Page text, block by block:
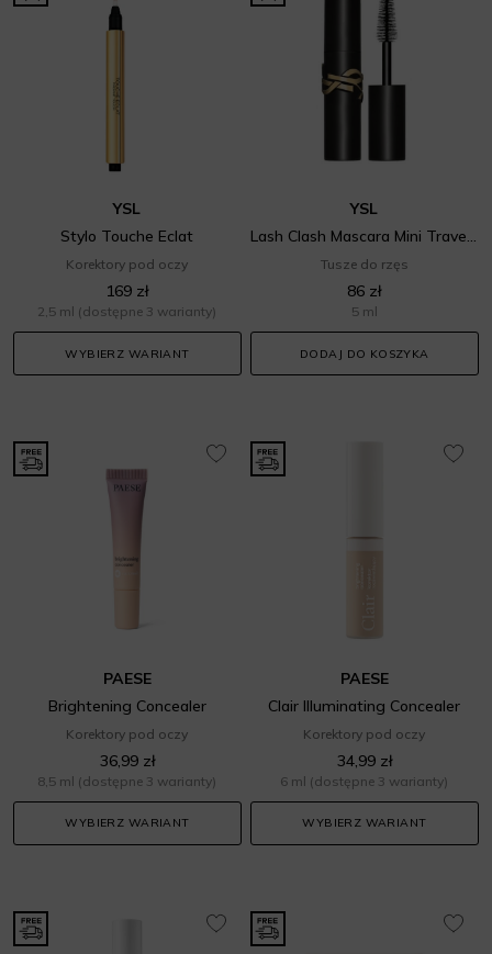
YSL
Stylo Touche Eclat
Korektory pod oczy
169 zł
2,5 ml (dostępne 3 warianty)
WYBIERZ WARIANT
YSL
Lash Clash Mascara Mini Travel Size
Tusze do rzęs
86 zł
5 ml
DODAJ DO KOSZYKA
PAESE
Brightening Concealer
Korektory pod oczy
36,99 zł
8,5 ml (dostępne 3 warianty)
WYBIERZ WARIANT
PAESE
Clair Illuminating Concealer
Korektory pod oczy
34,99 zł
6 ml (dostępne 3 warianty)
WYBIERZ WARIANT